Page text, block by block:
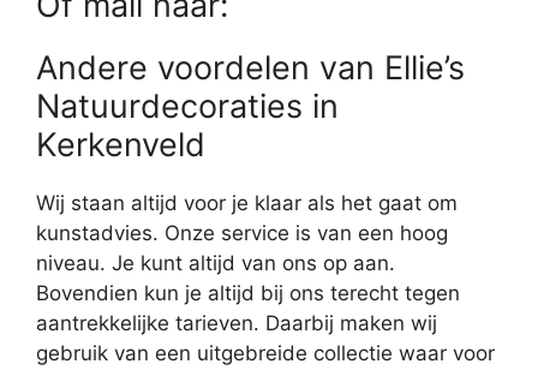
Andere voordelen van Ellie’s
Natuurdecoraties in
Kerkenveld
Wij staan altijd voor je klaar als het gaat om
kunstadvies. Onze service is van een hoog
niveau. Je kunt altijd van ons op aan.
Bovendien kun je altijd bij ons terecht tegen
aantrekkelijke tarieven. Daarbij maken wij
gebruik van een uitgebreide collectie waar voor